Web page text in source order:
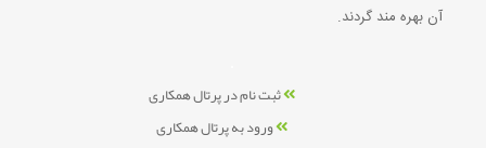
آن بهره مند گردند.
ثبت نام در پرتال همکاری
ورود به پرتال همکاری